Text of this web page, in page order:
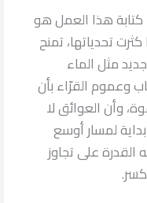
كتابة هذا العمل هو
تحدياتها، تمنح
مثل الماء
وعموم القرّاء بأن
وأن العوائق لا
لمسار أوسع
القدرة على تجاوز